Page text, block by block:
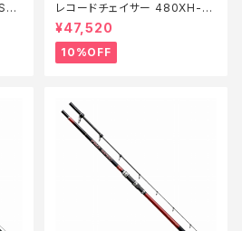
レコードチェイサー 480XH-T
【継続セール_ロッド】【10】
¥47,520
10%OFF